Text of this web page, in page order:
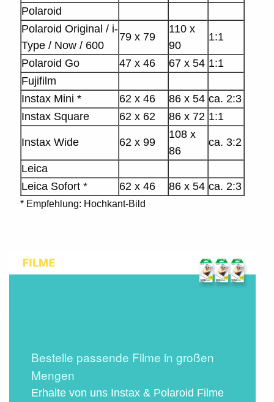
Polaroid
Polaroid Original / i-
Type / Now / 600
79 x 79
110 x
90
1:1
Polaroid Go 47 x 46 67 x 54 1:1
Fujifilm
Instax Mini *
62 x 46 86 x 54 ca. 2:3
Instax Square
62 x 62 86 x 72 1:1
Instax Wide 62 x 99
108 x
86
ca. 3:2
Leica
Leica Sofort *
62 x 46 86 x 54 ca. 2:3
* Empfehlung: Hochkant-Bild
Bestelle passende Filme in großen
Mengen
Erhalte von uns Instax & Polaroid Filme